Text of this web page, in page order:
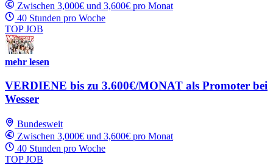
Zwischen 3,000€ und 3,600€ pro Monat
40 Stunden pro Woche
TOP JOB
mehr lesen
VERDIENE bis zu 3.600€/MONAT als Promoter bei
Wesser
Bundesweit
Zwischen 3,000€ und 3,600€ pro Monat
40 Stunden pro Woche
TOP JOB